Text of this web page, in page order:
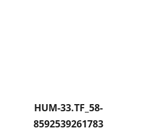
HUM-33.TF_58-
8592539261783